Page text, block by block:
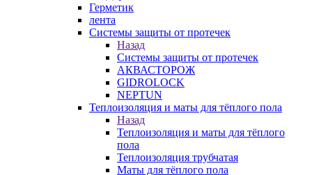
Герметик
лента
Системы защиты от протечек
Назад
Системы защиты от протечек
АКВАСТОРОЖ
GIDROLOCK
NEPTUN
Теплоизоляция и маты для тёплого пола
Назад
Теплоизоляция и маты для тёплого
пола
Теплоизоляция трубчатая
Маты для тёплого пола